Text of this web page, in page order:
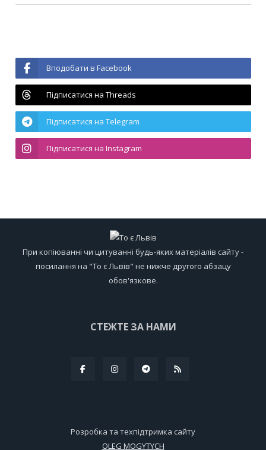
Вподобати в Facebook
Підписатися на Threads
Підписатися на Telegram
Підписатися на Instagram
При копіюванні чи цитуванні будь-яких матеріалів сайту -
посилання на "То є Львів" не нижче другого абзацу
обов'язкове.
СТЕЖТЕ ЗА НАМИ
Розробка та техпідтримка сайту
OLEG MOGYTYCH